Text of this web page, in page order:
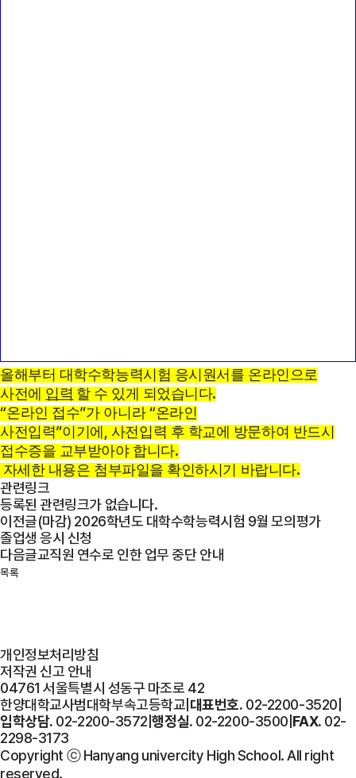
올해부터 대학수학능력시험 응시원서를 온라인으로
사전에 입력 할 수 있게 되었습니다.
“온라인 접수”가 아니라 “온라인
사전입력”이기에
사전입력 후 학교에 방문하여 반드시
접수증을 교부받아야 합니다.
자세한 내용은 첨부파일을 확인하시기 바랍니다.
관련링크
등록된 관련링크가 없습니다.
이전글(마감) 2026학년도 대학수학능력시험 9월 모의평가
졸업생 응시 신청
다음글교직원 연수로 인한 업무 중단 안내
목록
개인정보처리방침
저작권 신고 안내
04761 서울특별시 성동구 마조로 42
한양대학교사범대학부속고등학교 대표번호. 02-2200-3520
입학상담. 02-2200-3572 |행정실. 02-2200-3500 FAX. 02-
2298-3173
Copyright ⓒ Hanyang univercity High School. All right
reserved.